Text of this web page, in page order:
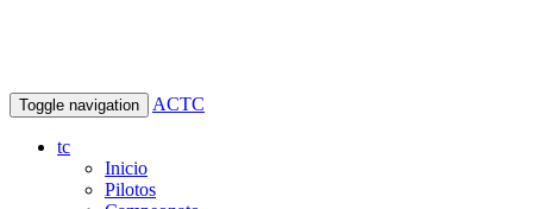
Toggle navigation ACTC
tc
Inicio
Pilotos